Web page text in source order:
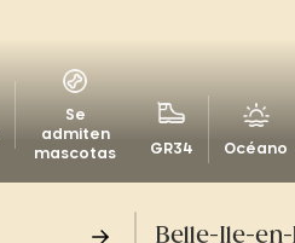
Se
admiten
mascotas
GR34 Océano
Belle-Ile-